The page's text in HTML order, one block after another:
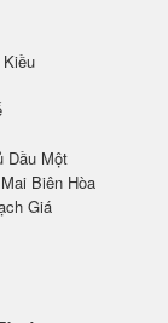
Dầu Một
Biên Hòa
Giá